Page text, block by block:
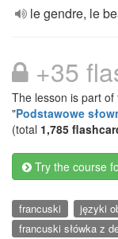
le gendre, le
+35
The lesson is part of
"Podstawowe
(total 1,785
Try the course
francuski
języki
francuski słówka z